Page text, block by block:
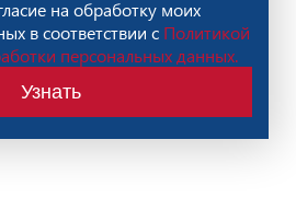
на обработку моих
в соответствии с Политикой
персональных данных.
Узнать